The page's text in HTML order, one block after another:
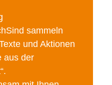
sammeln
und Aktionen
aus der